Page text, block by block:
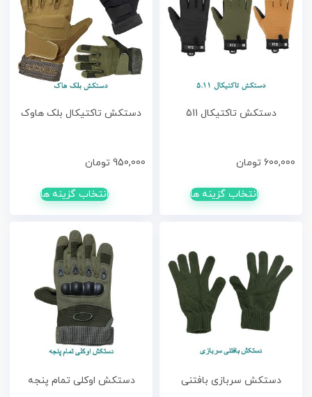
دستکش تاکتیکال 511
600,000 تومان
انتخاب گزینه ها
دستکش تاکتیکال بلک هاوک
950,000 تومان
انتخاب گزینه ها
دستکش سربازی بافتنی دستکش اوکلی تمام پنجه